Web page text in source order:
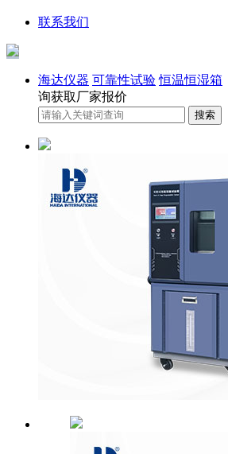
联系我们
海达仪器 可靠性试验 恒温恒湿箱
询获取厂家报价